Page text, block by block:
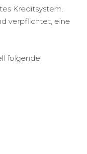
Kreditsystem.
verpflichtet, eine
folgende